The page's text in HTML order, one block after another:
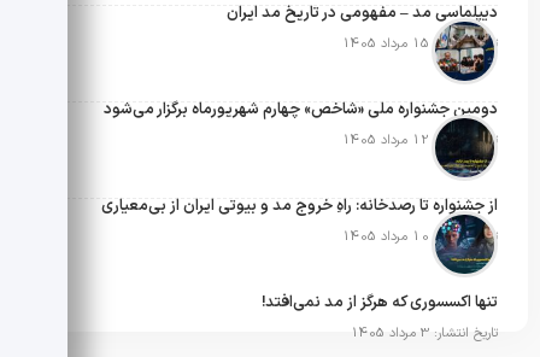
دیپلماسی مد – مفهومی در تاریخ مد ایران
تاریخ انتشار: 15 مرداد 1405
دومین جشنواره ملی «شاخص» چهارم شهریورماه برگزار می‌شود
تاریخ انتشار: 12 مرداد 1405
از جشنواره تا رصدخانه: راهِ خروج مد و بیوتی ایران از بی‌معیاری
تاریخ انتشار: 10 مرداد 1405
تنها اکسسوری که هرگز از مد نمی‌افتد!
تاریخ انتشار: 3 مرداد 1405